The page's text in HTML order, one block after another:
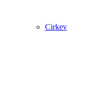
Cirkev